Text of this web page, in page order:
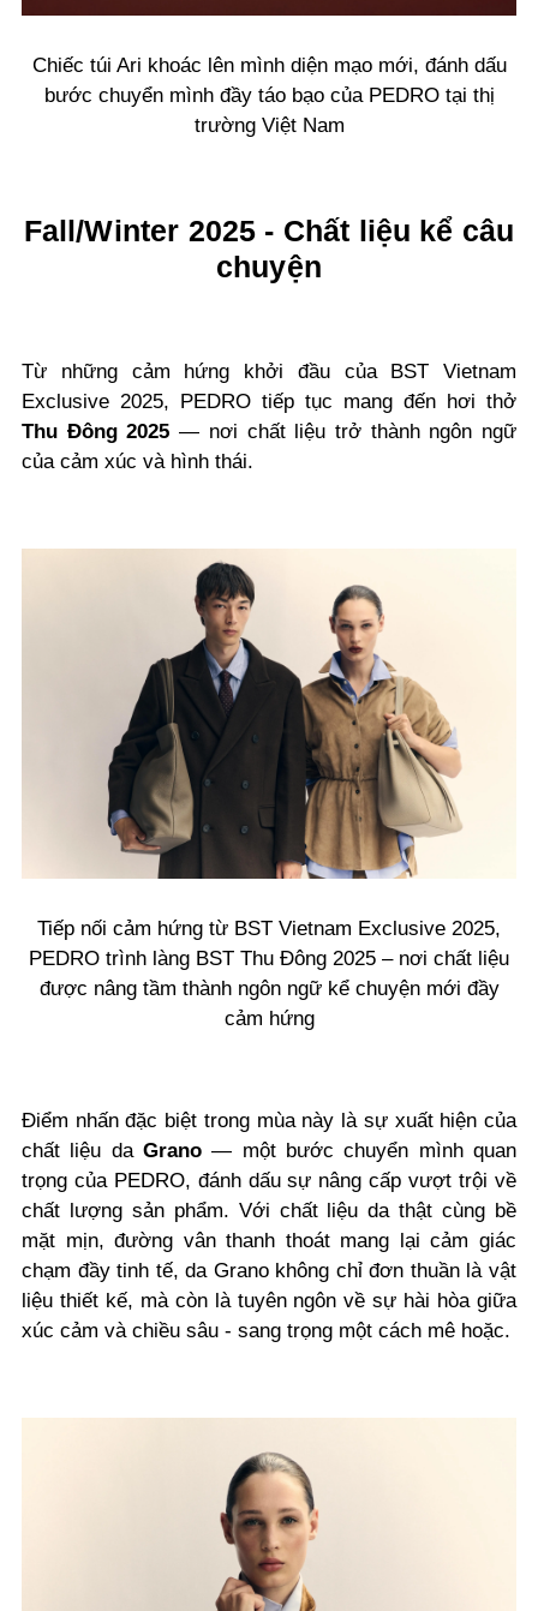
Chiếc túi Ari khoác lên mình diện mạo mới, đánh dấu
bước chuyển mình đầy táo bạo của PEDRO tại thị
trường Việt Nam
Fall/Winter 2025 - Chất liệu kể câu
chuyện
Từ những cảm hứng khởi đầu của BST Vietnam
Exclusive 2025, PEDRO tiếp tục mang đến hơi thở
Thu Đông 2025 — nơi chất liệu trở thành ngôn ngữ
của cảm xúc và hình thái.
Tiếp nối cảm hứng từ BST Vietnam Exclusive 2025,
PEDRO trình làng BST Thu Đông 2025 – nơi chất liệu
được nâng tầm thành ngôn ngữ kể chuyện mới đầy
cảm hứng
Điểm nhấn đặc biệt trong mùa này là sự xuất hiện của
chất liệu da Grano — một bước chuyển mình quan
trọng của PEDRO, đánh dấu sự nâng cấp vượt trội về
chất lượng sản phẩm. Với chất liệu da thật cùng bề
mặt mịn, đường vân thanh thoát mang lại cảm giác
chạm đầy tinh tế, da Grano không chỉ đơn thuần là vật
liệu thiết kế, mà còn là tuyên ngôn về sự hài hòa giữa
xúc cảm và chiều sâu - sang trọng một cách mê hoặc.